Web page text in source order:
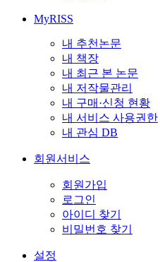
MyRISS
내 추천논문
내 책장
내 최근 본 논문
내 저작물관리
내 구매·신청 현황
내 서비스 사용권한
내 관심 DB
회원서비스
회원가입
로그인
아이디 찾기
비밀번호 찾기
설정